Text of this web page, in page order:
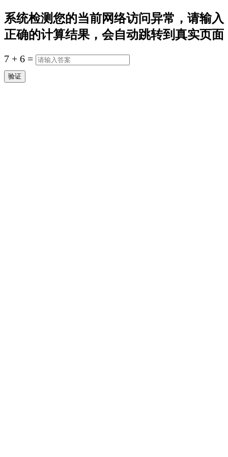
系统检测您的当前网络访问异常，请输入
正确的计算结果，会自动跳转到真实页面
7 + 6 =